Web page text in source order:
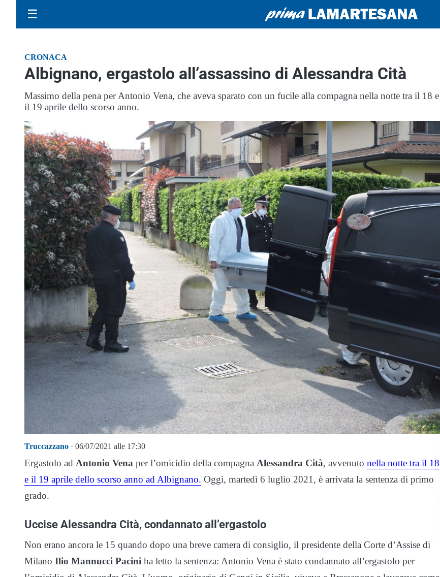
☰
CRONACA
Albignano, ergastolo all’assassino di Alessandra Cità
Massimo della pena per Antonio Vena, che aveva sparato con un fucile alla compagna nella notte tra il 18 e
il 19 aprile dello scorso anno.
Truccazzano · 06/07/2021 alle 17:30
Ergastolo ad Antonio Vena per l’omicidio della compagna Alessandra Cità, avvenuto nella notte tra il 18
e il 19 aprile dello scorso anno ad Albignano. Oggi, martedì 6 luglio 2021, è arrivata la sentenza di primo
grado.
Uccise Alessandra Cità, condannato all’ergastolo
Non erano ancora le 15 quando dopo una breve camera di consiglio, il presidente della Corte d’Assise di
Milano Ilio Mannucci Pacini ha letto la sentenza: Antonio Vena è stato condannato all’ergastolo per